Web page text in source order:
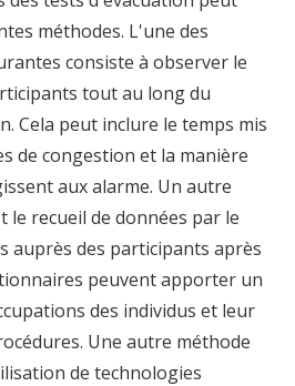
méthodes. L'une des
consiste à observer le
tout au long du
Cela peut inclure le temps mis
de congestion et la manière
aux alarme. Un autre
le recueil de données par le
auprès des participants après
peuvent apporter un
des individus et leur
Une autre méthode
de technologies